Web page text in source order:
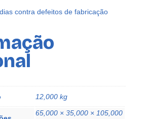
contra defeitos de fabricação
12,000 kg
65,000 × 35,000 × 105,000